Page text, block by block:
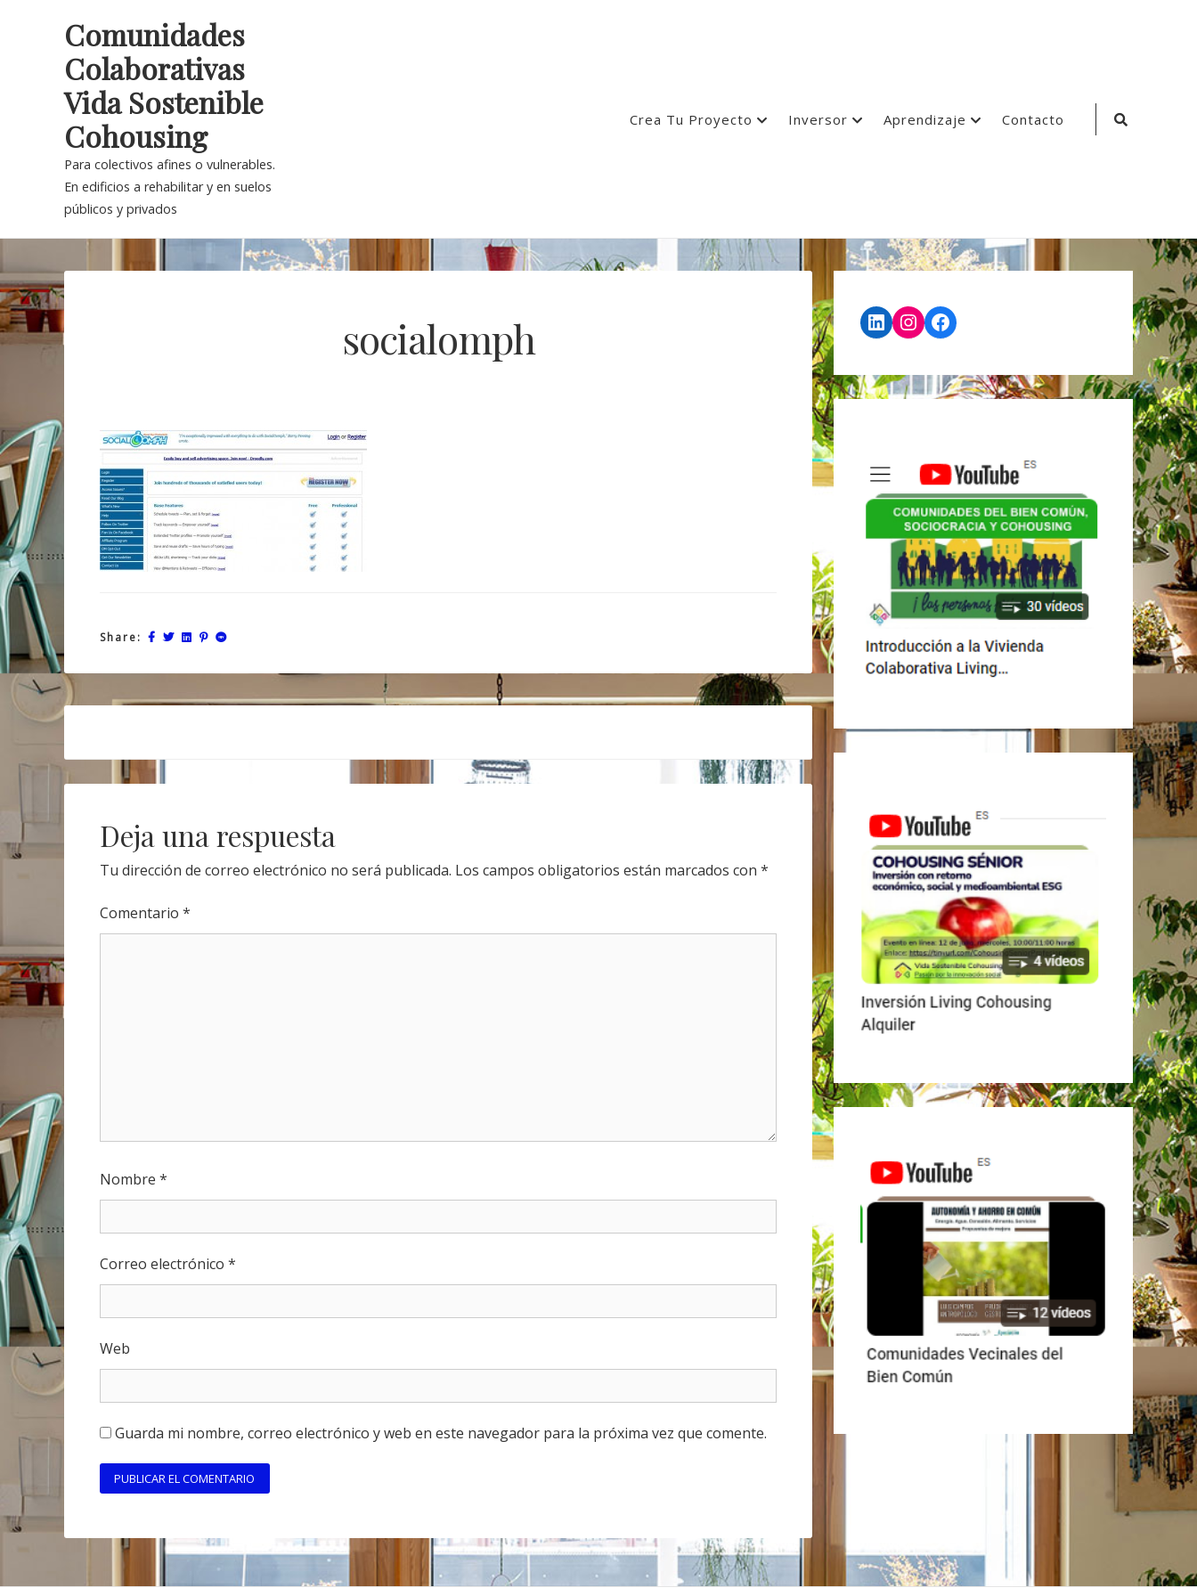
Comunidades
Colaborativas
Vida Sostenible
Cohousing
Para colectivos afines o vulnerables.
En edificios a rehabilitar y en suelos
públicos y privados
Crea Tu Proyecto Inversor Aprendizaje Contacto
Search
socialomph
Share:
Post
navigation
Deja una respuesta
Tu dirección de correo electrónico no será publicada. Los campos obligatorios están marcados con *
Comentario *
Nombre *
Correo electrónico *
Web
Guarda mi nombre, correo electrónico y web en este navegador para la próxima vez que comente.
LinkedIn
Instagram
Facebook